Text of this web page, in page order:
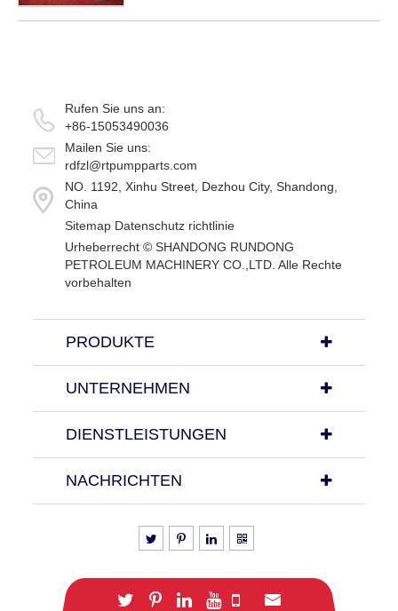
Rufen Sie uns an:
+86-15053490036
Mailen Sie uns:
rdfzl@rtpumpparts.com
NO. 1192, Xinhu Street, Dezhou City, Shandong,
China
Sitemap Datenschutz richtlinie
Urheberrecht © SHANDONG RUNDONG
PETROLEUM MACHINERY CO.,LTD. Alle Rechte
vorbehalten
PRODUKTE
UNTERNEHMEN
DIENSTLEISTUNGEN
NACHRICHTEN
